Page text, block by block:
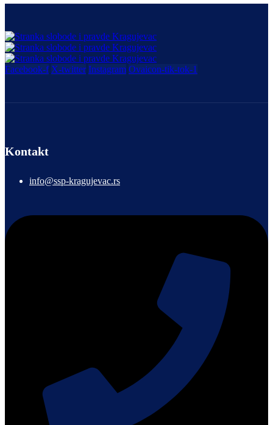
Facebook-f X-twitter Instagram Ovaicon-tik-tok-1
Kontakt
info@ssp-kragujevac.rs